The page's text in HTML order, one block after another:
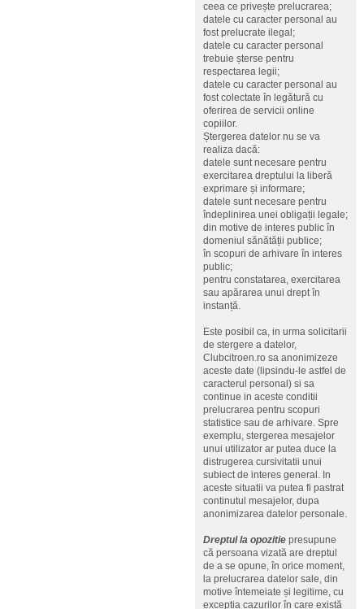
ceea ce privește prelucrarea;
datele cu caracter personal au
fost prelucrate ilegal;
datele cu caracter personal
trebuie șterse pentru
respectarea legii;
datele cu caracter personal au
fost colectate în legătură cu
oferirea de servicii online
copiilor.
Ștergerea datelor nu se va
realiza dacă:
datele sunt necesare pentru
exercitarea dreptului la liberă
exprimare și informare;
datele sunt necesare pentru
îndeplinirea unei obligații legale;
din motive de interes public în
domeniul sănătății publice;
în scopuri de arhivare în interes
public;
pentru constatarea, exercitarea
sau apărarea unui drept în
instanță.
Este posibil ca, in urma solicitarii
de stergere a datelor,
Clubcitroen.ro sa anonimizeze
aceste date (lipsindu-le astfel de
caracterul personal) si sa
continue in aceste conditii
prelucrarea pentru scopuri
statistice sau de arhivare. Spre
exemplu, stergerea mesajelor
unui utilizator ar putea duce la
distrugerea cursivitatii unui
subiect de interes general. In
aceste situatii va putea fi pastrat
continutul mesajelor, dupa
anonimizarea datelor personale.
Dreptul la opozitie presupune
că persoana vizată are dreptul
de a se opune, în orice moment,
la prelucrarea datelor sale, din
motive întemeiate și legitime, cu
excepția cazurilor în care există